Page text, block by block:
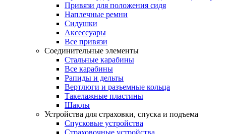
Привязи для положения сидя
Наплечные ремни
Сидушки
Аксессуары
Все привязи
Соединительные элементы
Стальные карабины
Все карабины
Рапиды и дельты
Вертлюги и разъемные кольца
Такелажные пластины
Шаклы
Устройства для страховки, спуска и подъема
Спусковые устройства
Страховочные устройства